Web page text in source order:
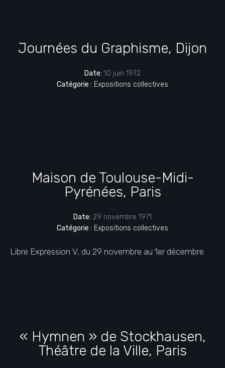
Journées du Graphisme, Dijon
Date: 10 juin 1972
Catégorie : Expositions collectives
Maison de Toulouse-Midi-
Pyrénées, Paris
Date: 29 novembre 1971
Catégorie : Expositions collectives
Libre Expression V, du 29 novembre au 1er décembre
« Hymnen » de Stockhausen,
Théâtre de la Ville, Paris